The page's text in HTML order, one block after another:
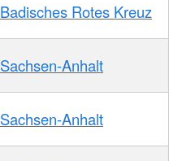
Badisches Rotes Kreuz
Sachsen-Anhalt
Sachsen-Anhalt